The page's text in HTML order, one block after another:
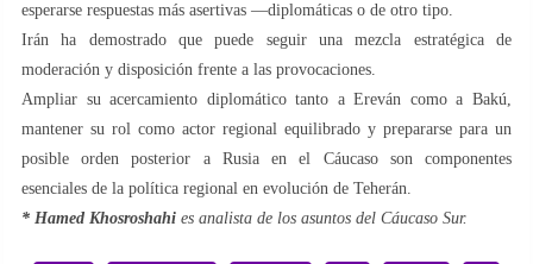
esperarse respuestas más asertivas —diplomáticas o de otro tipo.
Irán ha demostrado que puede seguir una mezcla estratégica de
moderación y disposición frente a las provocaciones.
Ampliar su acercamiento diplomático tanto a Ereván como a Bakú,
mantener su rol como actor regional equilibrado y prepararse para un
posible orden posterior a Rusia en el Cáucaso son componentes
esenciales de la política regional en evolución de Teherán.
* Hamed Khosroshahi es analista de los asuntos del Cáucaso Sur.